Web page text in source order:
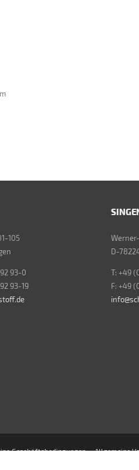
105
93-0
93-19
D-
T: +49
F: +49
Geschäftsbedingungen Allgemeine